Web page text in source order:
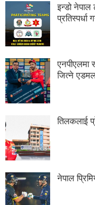
इन्डो नेपाल
प्रतिस्पर्धा
एनपीएलमा
जित्ने
तिलकलाई
नेपाल